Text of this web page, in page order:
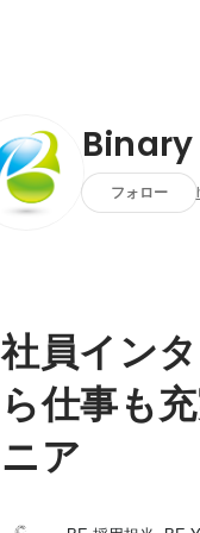
Binary
フォロー
社員イン
ら仕事も
ニア